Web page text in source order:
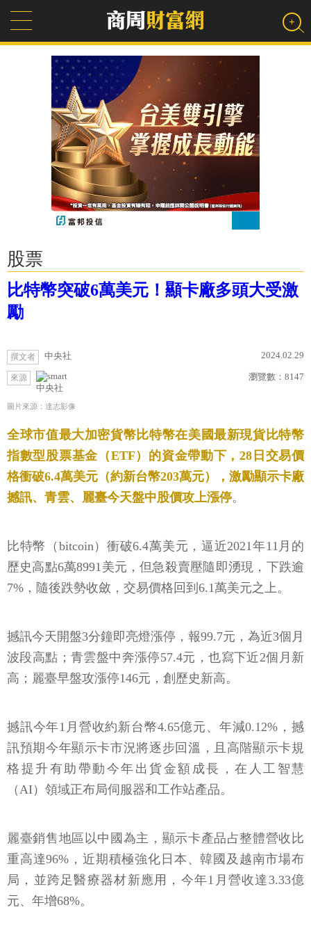
股票
比特幣突破6萬美元！顯卡廠多頭大受激
勵
撰文者 中央社 2024.02.29
來源
中央社
瀏覽數： 8147
圖片來源：達志影像
全球市值最大加密貨幣比特幣在美國最新現貨比特幣
指數型股票基金（ETF）的資金帶動下，28日交易價
格衝破6.4萬美元（約新台幣203萬元），激勵顯示卡廠
撼訊、青雲、麗臺今天盤中股價攻上漲停。
比特幣（bitcoin）衝破6.4萬美元，逼近2021年11月的
歷史高點6萬8991美元，但急殺賣壓隨即湧現，下跌逾
7%，隨後跌勢收斂，交易價格回到6.1萬美元之上。
撼訊今天開盤3分鐘即亮燈漲停，報99.7元，為近3個月
波段高點；青雲盤中奔漲停57.4元，也寫下近2個月新
高；麗臺早盤攻漲停146元，創歷史新高。
撼訊今年1月營收約新台幣4.65億元、年減0.12%，撼
訊預期今年顯示卡市況將逐步回溫，且高階顯示卡規
格提升有助帶動今年出貨金額成長，在人工智慧
（AI）領域正布局伺服器和工作站產品。
麗臺銷售地區以中國為主，顯示卡產品占整體營收比
重高達96%，近期積極強化日本、韓國及越南市場布
局，並跨足醫療器材新應用，今年1月營收達3.33億
元、年增68%。